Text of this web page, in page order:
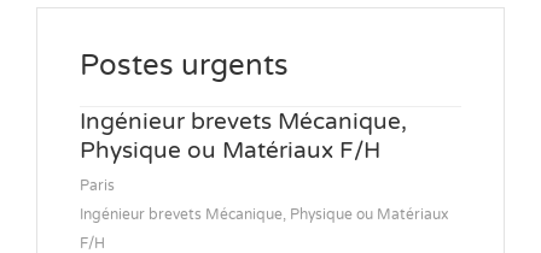
Postes urgents
Ingénieur brevets Mécanique,
Physique ou Matériaux F/H
Paris
Ingénieur brevets Mécanique, Physique ou Matériaux
F/H